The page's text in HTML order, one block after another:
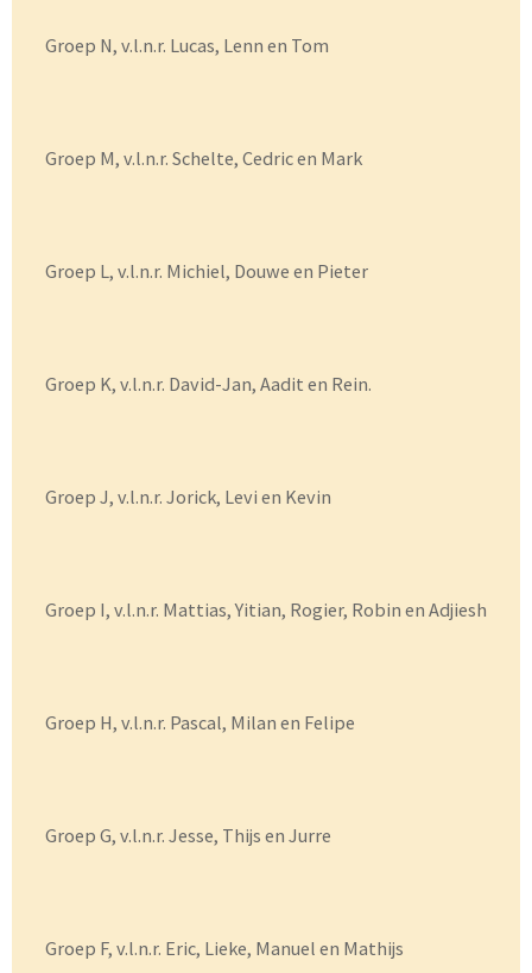
Groep N, v.l.n.r. Lucas, Lenn en Tom
Groep M, v.l.n.r. Schelte, Cedric en Mark
Groep L, v.l.n.r. Michiel, Douwe en Pieter
Groep K, v.l.n.r. David-Jan, Aadit en Rein.
Groep J, v.l.n.r. Jorick, Levi en Kevin
Groep I, v.l.n.r. Mattias, Yitian, Rogier, Robin en Adjiesh
Groep H, v.l.n.r. Pascal, Milan en Felipe
Groep G, v.l.n.r. Jesse, Thijs en Jurre
Groep F, v.l.n.r. Eric, Lieke, Manuel en Mathijs